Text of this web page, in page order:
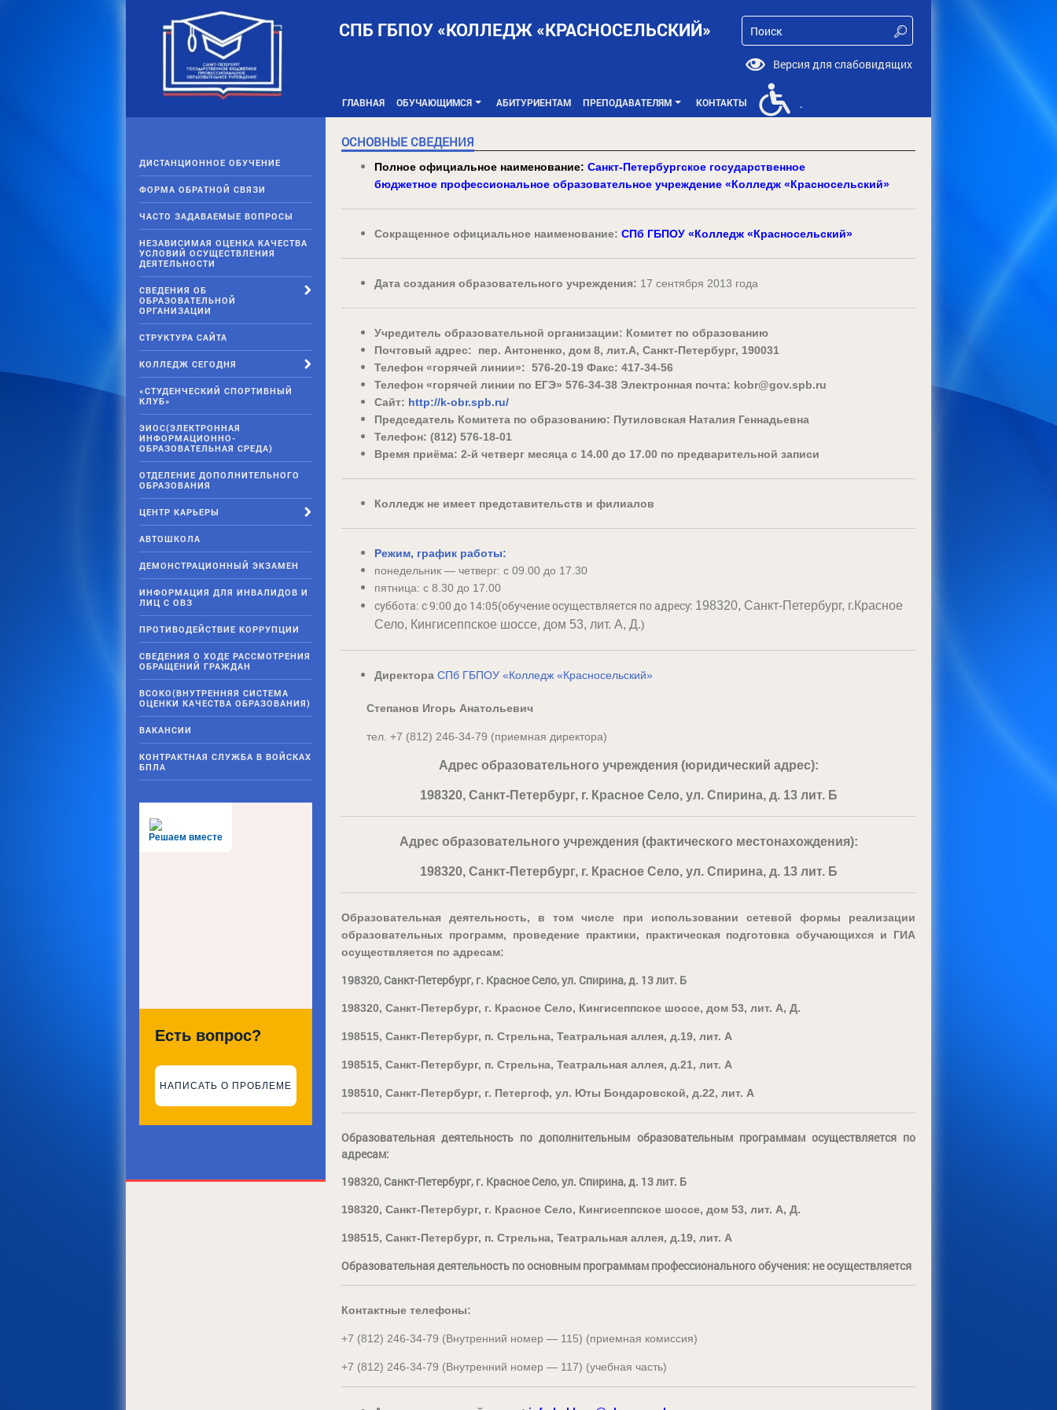
Skip
СПБ ГБПОУ «КОЛЛЕДЖ «КРАСНОСЕЛЬСКИЙ»
Версия для слабовидящих
ГЛАВНАЯ
+
ОБУЧАЮЩИМСЯ АБИТУРИЕНТАМ
+
ПРЕПОДАВАТЕЛЯМ КОНТАКТЫ .
ДИСТАНЦИОННОЕ ОБУЧЕНИЕ
ФОРМА ОБРАТНОЙ СВЯЗИ
ЧАСТО ЗАДАВАЕМЫЕ ВОПРОСЫ
НЕЗАВИСИМАЯ ОЦЕНКА КАЧЕСТВА
УСЛОВИЙ ОСУЩЕСТВЛЕНИЯ
ДЕЯТЕЛЬНОСТИ
СВЕДЕНИЯ ОБ
ОБРАЗОВАТЕЛЬНОЙ
ОРГАНИЗАЦИИ
СТРУКТУРА САЙТА
КОЛЛЕДЖ СЕГОДНЯ
«СТУДЕНЧЕСКИЙ СПОРТИВНЫЙ
КЛУБ»
ЭИОС(ЭЛЕКТРОННАЯ
ИНФОРМАЦИОННО-
ОБРАЗОВАТЕЛЬНАЯ СРЕДА)
ОТДЕЛЕНИЕ ДОПОЛНИТЕЛЬНОГО
ОБРАЗОВАНИЯ
ЦЕНТР КАРЬЕРЫ
АВТОШКОЛА
ДЕМОНСТРАЦИОННЫЙ ЭКЗАМЕН
ИНФОРМАЦИЯ ДЛЯ ИНВАЛИДОВ И
ЛИЦ С ОВЗ
ПРОТИВОДЕЙСТВИЕ КОРРУПЦИИ
СВЕДЕНИЯ О ХОДЕ РАССМОТРЕНИЯ
ОБРАЩЕНИЙ ГРАЖДАН
ВСОКО(ВНУТРЕННЯЯ СИСТЕМА
ОЦЕНКИ КАЧЕСТВА ОБРАЗОВАНИЯ)
ВАКАНСИИ
КОНТРАКТНАЯ СЛУЖБА В ВОЙСКАХ
БПЛА
Решаем вместе
Есть вопрос?
НАПИСАТЬ О ПРОБЛЕМЕ
ОСНОВНЫЕ СВЕДЕНИЯ
Полное официальное наименование: Санкт-Петербургское государственное
бюджетное профессиональное образовательное учреждение «Колледж «Красносельский»
Сокращенное официальное наименование: СПб ГБПОУ «Колледж «Красносельский»
Дата создания образовательного учреждения: 17 сентября 2013 года
Учредитель образовательной организации: Комитет по образованию
Почтовый адрес: пер. Антоненко, дом 8, лит.А, Санкт-Петербург, 190031
Телефон «горячей линии»: 576-20-19 Факс: 417-34-56
Телефон «горячей линии по ЕГЭ» 576-34-38 Электронная почта: kobr@gov.spb.ru
Сайт: http://k-obr.spb.ru/
Председатель Комитета по образованию: Путиловская Наталия Геннадьевна
Телефон: (812) 576-18-01
Время приёма: 2-й четверг месяца с 14.00 до 17.00 по предварительной записи
Колледж не имеет представительств и филиалов
Режим, график работы:
понедельник — четверг: с 09.00 до 17.30
пятница: с 8.30 до 17.00
суббота: с 9:00 до 14:05(обучение осуществляется по адресу: 198320, Санкт-Петербург, г.Красное
Село, Кингисеппское шоссе, дом 53, лит. А, Д.)
Директора СПб ГБПОУ «Колледж «Красносельский»
Степанов Игорь Анатольевич
тел. +7 (812) 246-34-79 (приемная директора)
Адрес образовательного учреждения (юридический адрес):
198320, Санкт-Петербург, г. Красное Село, ул. Спирина, д. 13 лит. Б
Адрес образовательного учреждения (фактического местонахождения):
198320, Санкт-Петербург, г. Красное Село, ул. Спирина, д. 13 лит. Б
Образовательная деятельность, в том числе при использовании сетевой формы реализации
образовательных программ, проведение практики, практическая подготовка обучающихся и ГИА
осуществляется по адресам:
198320, Санкт-Петербург, г. Красное Село, ул. Спирина, д. 13 лит. Б
198320, Санкт-Петербург, г. Красное Село, Кингисеппское шоссе, дом 53, лит. А, Д.
198515, Санкт-Петербург, п. Стрельна, Театральная аллея, д.19, лит. А
198515, Санкт-Петербург, п. Стрельна, Театральная аллея, д.21, лит. А
198510, Санкт-Петербург, г. Петергоф, ул. Юты Бондаровской, д.22, лит. А
Образовательная деятельность по дополнительным образовательным программам осуществляется по
адресам:
198320, Санкт-Петербург, г. Красное Село, ул. Спирина, д. 13 лит. Б
198320, Санкт-Петербург, г. Красное Село, Кингисеппское шоссе, дом 53, лит. А, Д.
198515, Санкт-Петербург, п. Стрельна, Театральная аллея, д.19, лит. А
Образовательная деятельность по основным программам профессионального обучения: не осуществляется
Контактные телефоны:
+7 (812) 246-34-79 (Внутренний номер — 115) (приемная комиссия)
+7 (812) 246-34-79 (Внутренний номер — 117) (учебная часть)